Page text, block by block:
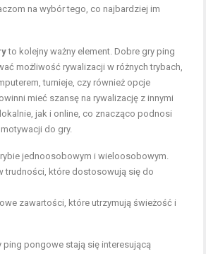
na wybór tego, co najbardziej im
to kolejny ważny element. Dobre gry ping
możliwość rywalizacji w różnych trybach,
turnieje, czy również opcje
mieć szansę na rywalizację z innymi
jak i online, co znacząco podnosi
do gry.
jednoosobowym i wieloosobowym.
trudności, które dostosowują się do
zawartości, które utrzymują świeżość i
ping pongowe stają się interesującą